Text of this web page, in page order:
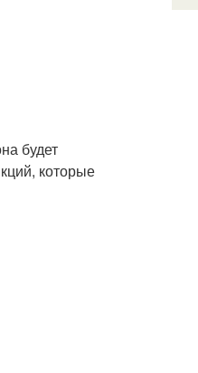
будет
которые